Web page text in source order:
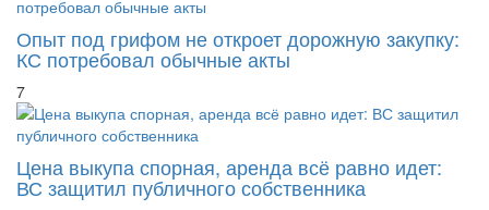
Опыт под грифом не откроет дорожную закупку:
КС потребовал обычные акты
7
Цена выкупа спорная, аренда всё равно идет:
ВС защитил публичного собственника
8